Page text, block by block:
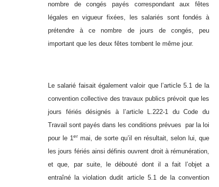
nombre de congés payés correspondant aux fêtes
légales en vigueur fixées, les salariés sont fondés à
prétendre à ce nombre de jours de congés, peu
important que les deux fêtes tombent le même jour.
Le salarié faisait également valoir que l’article 5.1 de la
convention collective des travaux publics prévoit que les
jours fériés désignés à l’article L.222-1 du Code du
Travail sont payés dans les conditions prévues par la loi
pour le 1ermai, de sorte qu’il en résultait, selon lui, que
les jours fériés ainsi définis ouvrent droit à rémunération,
et que, par suite, le débouté dont il a fait l’objet a
entraîné la violation dudit article 5.1 de la convention